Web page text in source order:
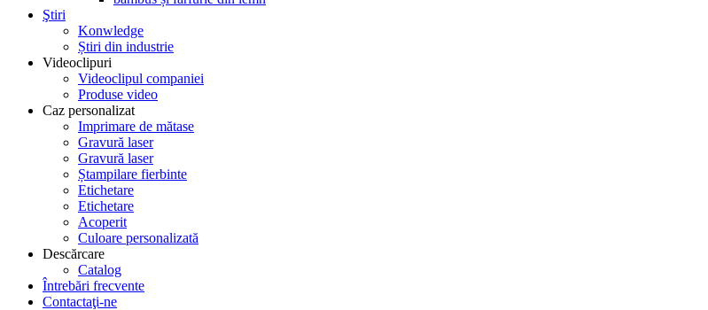
Ştiri
Konwledge
Știri din industrie
Videoclipuri
Videoclipul companiei
Produse video
Caz personalizat
Imprimare de mătase
Gravură laser
Gravură laser
Ștampilare fierbinte
Etichetare
Etichetare
Acoperit
Culoare personalizată
Descărcare
Catalog
Întrebări frecvente
Contactaţi-ne